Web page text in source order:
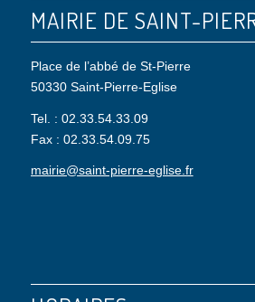
MAIRIE DE SAINT-
Place de l’abbé de St-Pierre
50330 Saint-Pierre-Eglise
Tel. : 02.33.54.33.09
Fax : 02.33.54.09.75
mairie@saint-pierre-eglise.fr